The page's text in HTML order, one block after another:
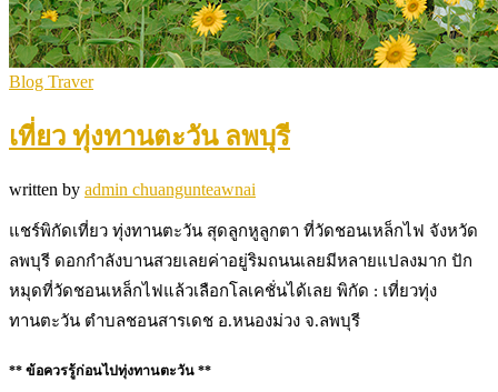
Blog Traver
เที่ยว ทุ่งทานตะวัน ลพบุรี
written by admin chuangunteawnai
แชร์พิกัดเที่ยว ทุ่งทานตะวัน สุดลูกหูลูกตา ที่วัดชอนเหล็กไฟ จังหวัด
ลพบุรี ดอกกำลังบานสวยเลยค่าอยู่ริมถนนเลยมีหลายแปลงมาก ปัก
หมุดที่วัดชอนเหล็กไฟแล้วเลือกโลเคชั่นได้เลย พิกัด : เที่ยวทุ่ง
ทานตะวัน ตำบลชอนสารเดช อ.หนองม่วง จ.ลพบุรี
** ข้อควรรู้ก่อนไปทุ่งทานตะวัน **